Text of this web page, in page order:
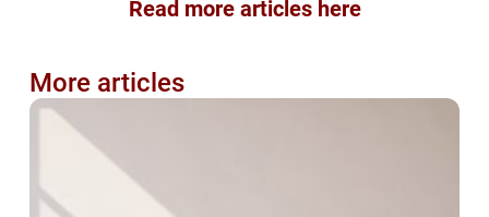
Read more articles here
More articles